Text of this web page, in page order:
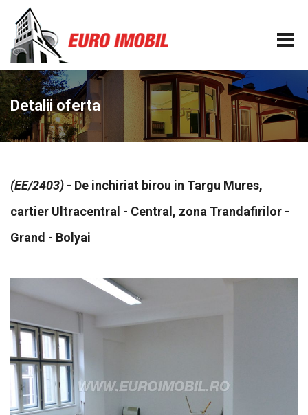
Detalii oferta
(EE/2403) - De inchiriat birou in Targu Mures,
cartier Ultracentral - Central, zona Trandafirilor -
Grand - Bolyai